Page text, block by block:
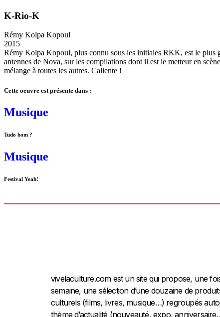
K-Rio-K
Rémy Kolpa Kopoul
2015
Rémy Kolpa Kopoul, plus connu sous les initiales RKK, est le plus
antennes de Nova, sur les compilations dont il est le metteur en
mélange à toutes les autres. Caliente !
Cette oeuvre est présente dans :
Musique
Tudo bom ?
Musique
Festival Yeah!
vivelaculture.com est un site qui propose, une
semaine, une sélection d’une douzaine de
culturels (films, livres, musique…) regroupés
thème d’actualité (nouveauté, expo,